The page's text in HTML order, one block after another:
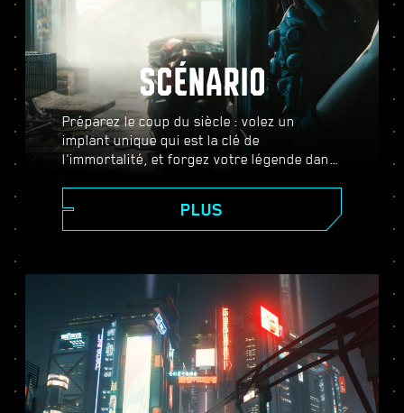
SCÉNARIO
Préparez le coup du siècle : volez un
implant unique qui est la clé de
l'immortalité, et forgez votre légende dans
cours de l'histoire et les relations avec les
personnages qui vous entourent.
pour vous faire un nom, et passez de
simple mercenaire à cyberpunk de légende.
Au fil de l'aventure, vous lèverez également
le voile sur le mystère qui plane autour de
ce fameux implant que tout le monde vous
envie.
PLUS